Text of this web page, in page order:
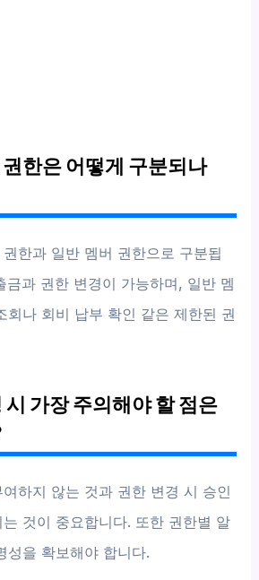
한은 어떻게 구분되나
한과 일반 멤버 권한으로 구분됩
금과 권한 변경이 가능하며, 일반 멤
회나 회비 납부 확인 같은 제한된 권
가장 주의해야 할 점은
하지 않는 것과 권한 변경 시 승인
것이 중요합니다. 또한 권한별 알
성을 확보해야 합니다.